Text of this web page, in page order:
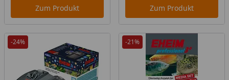
Zum Produkt Zum Produkt
-24% -21%